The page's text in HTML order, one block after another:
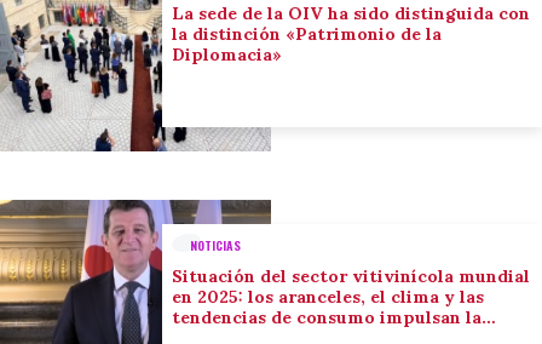
La sede de la OIV ha sido distinguida con
la distinción «Patrimonio de la
Diplomacia»
NOTICIAS
Situación del sector vitivinícola mundial
en 2025: los aranceles, el clima y las
tendencias de consumo impulsan la